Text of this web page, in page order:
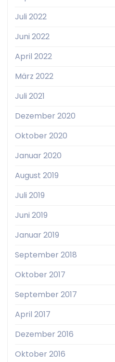
Juli 2022
Juni 2022
April 2022
März 2022
Juli 2021
Dezember 2020
Oktober 2020
Januar 2020
August 2019
Juli 2019
Juni 2019
Januar 2019
September 2018
Oktober 2017
September 2017
April 2017
Dezember 2016
Oktober 2016